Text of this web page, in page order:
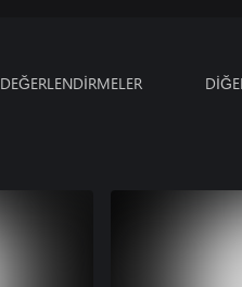
DEĞERLENDİRMELER